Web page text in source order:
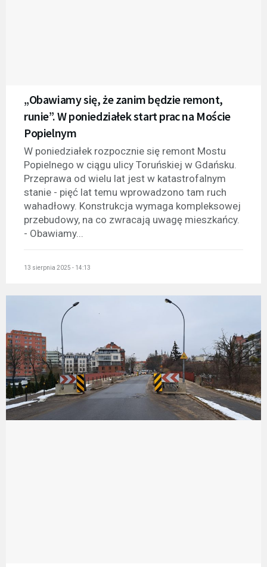
„Obawiamy się, że zanim będzie remont,
runie”. W poniedziałek start prac na Moście
Popielnym
W poniedziałek rozpocznie się remont Mostu
Popielnego w ciągu ulicy Toruńskiej w Gdańsku.
Przeprawa od wielu lat jest w katastrofalnym
stanie - pięć lat temu wprowadzono tam ruch
wahadłowy. Konstrukcja wymaga kompleksowej
przebudowy, na co zwracają uwagę mieszkańcy.
- Obawiamy...
13 sierpnia 2025 - 14:13